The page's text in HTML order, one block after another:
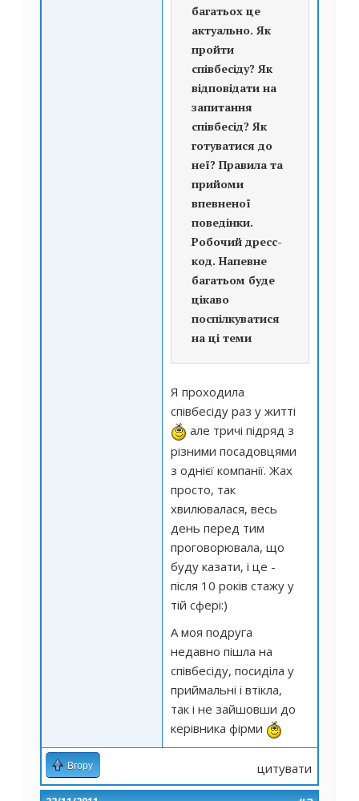
багатьох це
актуально. Як
пройти
співбесіду? Як
відповідати на
запитання
співбесід? Як
готуватися до
неї? Правила та
прийоми
впевненої
поведінки.
Робочий дресс-
код. Напевне
багатьом буде
цікаво
поспілкуватися
на ці теми
Я проходила
співбесіду раз у житті
але тричі підряд з
різними посадовцями
з однієї компанії. Жах
просто, так
хвилювалася, весь
день перед тим
проговорювала, що
буду казати, і це -
після 10 років стажу у
тій сфері:)
А моя подруга
недавно пішла на
співбесіду, посиділа у
приймальні і втікла,
так і не зайшовши до
керівника фірми
Вгору цитувати